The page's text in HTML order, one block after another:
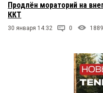
Продлён мораторий на
ККТ
30 января 14:32 0